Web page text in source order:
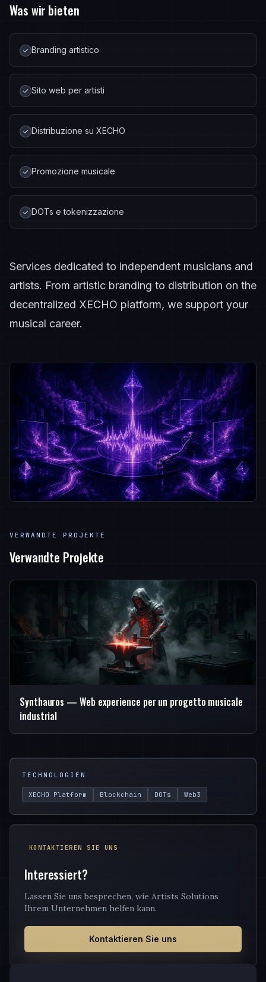
Was wir bieten
Branding artistico
Sito web per artisti
Distribuzione su XECHO
Promozione musicale
DOTs e tokenizzazione
Services dedicated to independent musicians and
artists. From artistic branding to distribution on the
decentralized XECHO platform, we support your
musical career.
VERWANDTE PROJEKTE
Verwandte Projekte
Synthauros — Web experience per un progetto musicale
industrial
TECHNOLOGIEN
XECHO Platform Blockchain DOTs Web3
KONTAKTIEREN SIE UNS
Interessiert?
Lassen Sie uns besprechen, wie Artists Solutions
Ihrem Unternehmen helfen kann.
Kontaktieren Sie uns